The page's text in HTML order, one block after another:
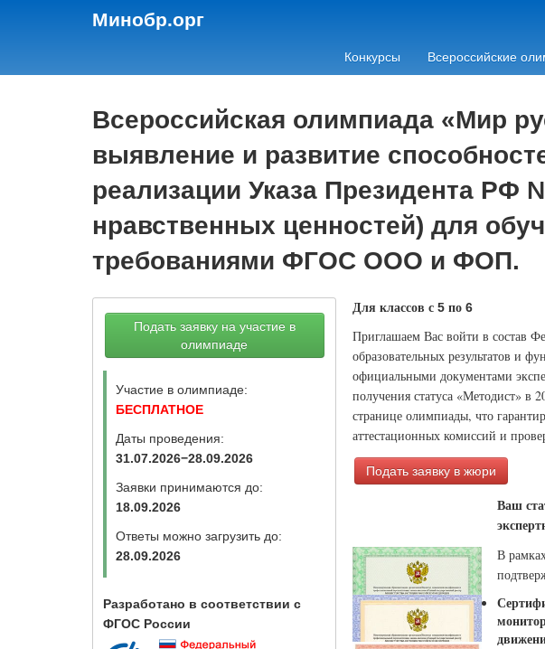
Минобр.орг
Конкурсы Всероссийские
Всероссийская олимпиада «Мир
выявление и развитие
реализации Указа Президента РФ
нравственных ценностей) для
требованиями ФГОС ООО и ФОП.
Подать заявку на участие в
олимпиаде
Участие в олимпиаде:
БЕСПЛАТНОЕ
Даты проведения:
31.07.2026−28.09.2026
Заявки принимаются до:
18.09.2026
Ответы можно загрузить до:
28.09.2026
Разработано в соответствии с
ФГОС России
Для классов с 5по 6
Приглашаем Вас войти в состав
образовательных результатов и
официальными документами
получения статуса «Методист» в
странице олимпиады, что
аттестационных комиссий и
Подать заявку в жюри
Ваш
В